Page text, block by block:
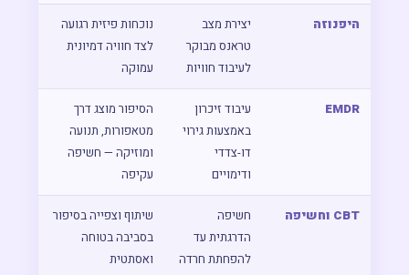
היפנוזה
יצירת מצב
טראנס מבוקר
לעיבוד חוויות
נוכחות פיזית רגועה
לצד חוויה דמיונית
עמוקה
EMDR
עיבוד זיכרון
באמצעות גירוי
דו-צדדי
ודימויים
הסיפור מוצג דרך
מטאפורות, תנועה
ומוזיקה — חשיפה
עקיפה
CBT וחשיפה
חשיפה
הדרגתית עד
להפחתת חרדה
שיתוף וצפייה בסיפור
בסביבה בטוחה
ואסתטית